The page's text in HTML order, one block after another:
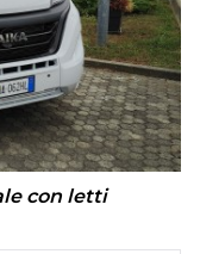
con letti